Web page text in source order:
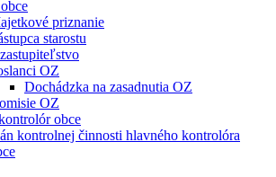
priznanie
starostu
OZ
Dochádzka na zasadnutia OZ
OZ
obce
kontrolnej činnosti hlavného kontrolóra